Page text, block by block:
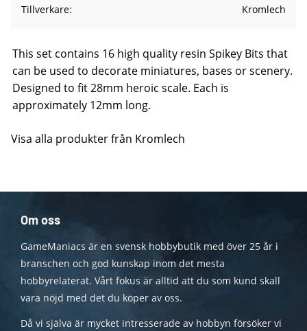
Tillverkare
Kromlech
This set contains 16 high quality resin Spikey Bits that
can be used to decorate miniatures, bases or scenery.
Designed to fit 28mm heroic scale. Each is
approximately 12mm long.
Visa alla produkter från Kromlech
Om oss
GameManiacs är en svensk hobbybutik med över 25 år i
branschen och god kunskap inom det mesta
hobbyrelaterat. Vårt fokus är alltid att du som kund skall
vara nöjd med det du köper av oss.
Då vi själva är mycket intresserade av hobbyn försöker vi